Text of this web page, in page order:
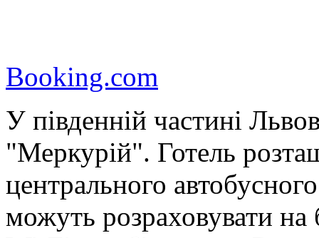
Booking.com
У південній частині
"Меркурій". Готель
центрального
можуть розраховувати на